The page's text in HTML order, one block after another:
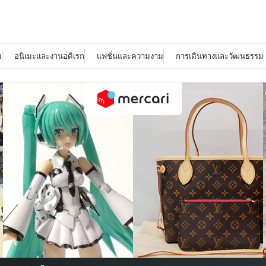
อนิเมะและงานอดิเรก แฟชั่นและความงาม การเดินทางและวัฒนธรรม